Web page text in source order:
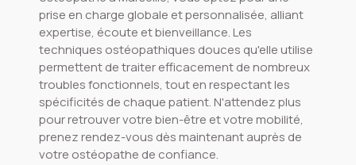
prise en charge globale et personnalisée, alliant
expertise, écoute et bienveillance. Les
techniques ostéopathiques douces qu'elle utilise
permettent de traiter efficacement de nombreux
troubles fonctionnels, tout en respectant les
spécificités de chaque patient. N'attendez plus
pour retrouver votre bien-être et votre mobilité,
prenez rendez-vous dès maintenant auprès de
votre ostéopathe de confiance.